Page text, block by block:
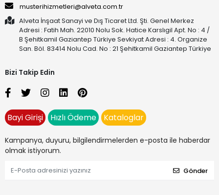
musterihizmetleri@alveta.com.tr
Alveta İnşaat Sanayi ve Dış Ticaret Ltd. Şti. Genel Merkez
Adresi : Fatih Mah. 22010 Nolu Sok. Hatice Karslıgil Apt. No : 4 /
B Şehitkamil Gaziantep Türkiye Sevkiyat Adresi : 4. Organize
San. Böl. 83414 Nolu Cad. No : 21 Şehitkamil Gaziantep Türkiye
Bizi Takip Edin
Bayi Girişi Hızlı Ödeme Kataloglar
Kampanya, duyuru, bilgilendirmelerden e-posta ile haberdar
olmak istiyorum.
Gönder